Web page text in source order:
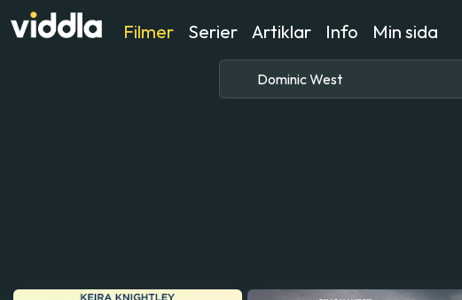
Filmer Serier Artiklar Info Min sida